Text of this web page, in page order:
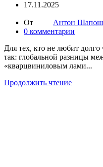
17.11.2025
От
Антон
0 комментарии
Для тех, кто не любит долго
так: глобальной разницы
«кварцвиниловым лами...
Продолжить чтение